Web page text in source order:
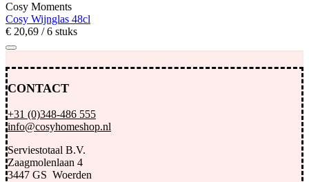
Cosy Moments
Cosy Wijnglas 48cl
€ 20,69 / 6 stuks
CONTACT
+31 (0)348-486 555
info@cosyhomeshop.nl
Serviestotaal B.V.
Zaagmolenlaan 4
3447 GS Woerden